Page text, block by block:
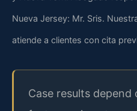
Nueva Jersey: Mr. Sris.
atiende a clientes con cita
Case results